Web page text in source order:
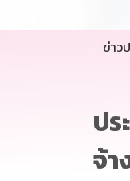
ข่าว
ป
จ้า